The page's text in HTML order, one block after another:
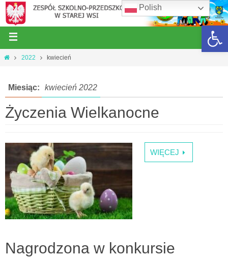
2022 kwiecień
Miesiąc: kwiecień 2022
Życzenia Wielkanocne
WIĘCEJ
Nagrodzona w konkursie
Polish